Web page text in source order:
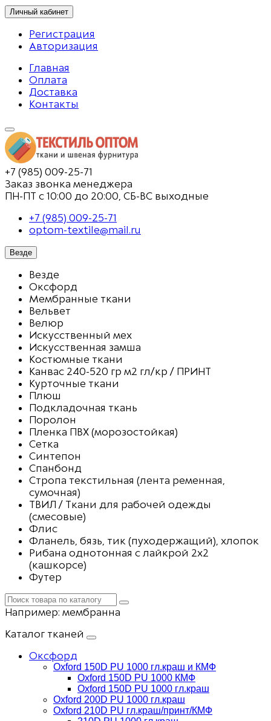
Личный кабинет
Регистрация
Авторизация
Главная
Оплата
Доставка
Контакты
+7 (985) 009-25-71
Заказ звонка менеджера
ПН-ПТ с 10:00 до 20:00, СБ-ВС выходные
+7 (985) 009-25-71
optom-textile@mail.ru
Везде
Везде
Оксфорд
Мембранные ткани
Вельвет
Велюр
Искусственный мех
Искусственная замша
Костюмные ткани
Канвас 240-520 гр м2 гл/кр / ПРИНТ
Курточные ткани
Плюш
Подкладочная ткань
Поролон
Пленка ПВХ (морозостойкая)
Сетка
Синтепон
Спанбонд
Стропа текстильная (лента ременная,
сумочная)
ТВИЛ / Ткани для рабочей одежды
(смесовые)
Флис
Фланель, бязь, тик (пуходержащий), хлопок
Рибана однотонная с лайкрой 2х2
(кашкорсе)
Футер
Например: мембранна
Каталог тканей
Оксфорд
Oxford 150D PU 1000 гл.краш и КМФ
Oxford 150D PU 1000 КМФ
Oxford 150D PU 1000 гл.краш
Oxford 200D PU 1000 гл.краш
Oxford 210D PU гл.краш/принт/КМФ